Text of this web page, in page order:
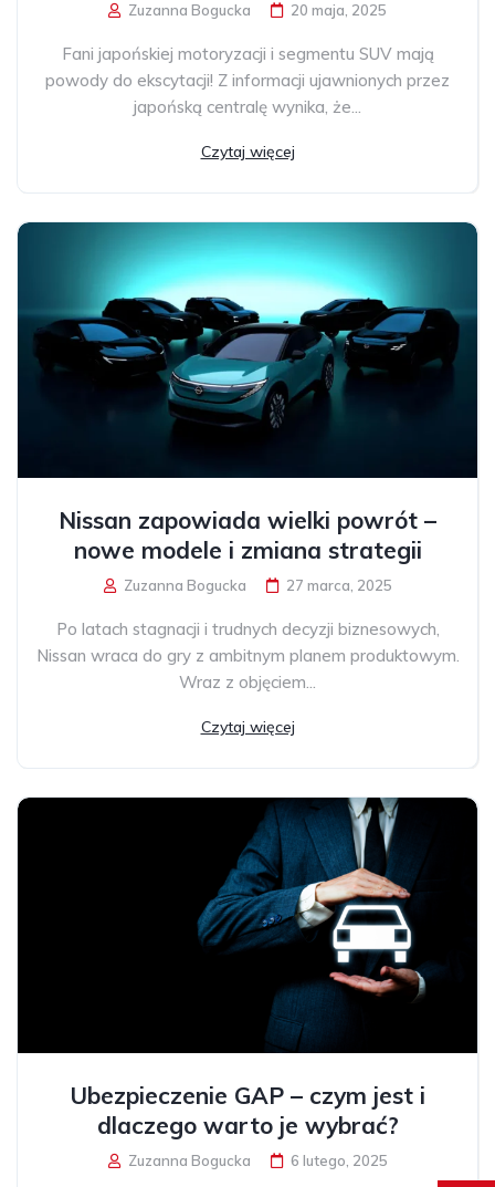
Zuzanna Bogucka 20 maja, 2025
Fani japońskiej motoryzacji i segmentu SUV mają
powody do ekscytacji! Z informacji ujawnionych przez
japońską centralę wynika, że...
Czytaj więcej
Nissan zapowiada wielki powrót –
nowe modele i zmiana strategii
Zuzanna Bogucka 27 marca, 2025
Po latach stagnacji i trudnych decyzji biznesowych,
Nissan wraca do gry z ambitnym planem produktowym.
Wraz z objęciem...
Czytaj więcej
Ubezpieczenie GAP – czym jest i
dlaczego warto je wybrać?
Zuzanna Bogucka 6 lutego, 2025